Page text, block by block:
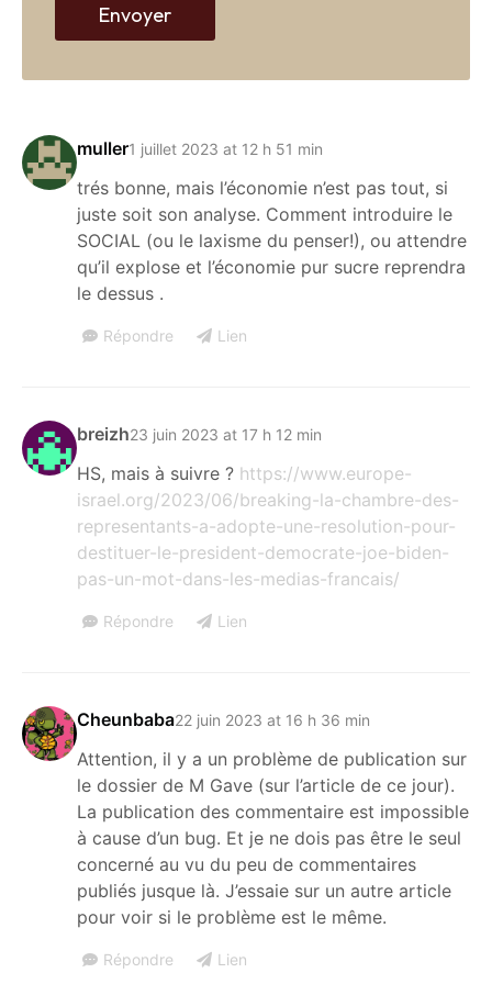
muller1 juillet 2023 at 12 h 51 min
trés bonne, mais l’économie n’est pas tout, si
juste soit son analyse. Comment introduire le
SOCIAL (ou le laxisme du penser!), ou attendre
qu’il explose et l’économie pur sucre reprendra
le dessus .
Répondre Lien
breizh23 juin 2023 at 17 h 12 min
HS, mais à suivre ? https://www.europe-
israel.org/2023/06/breaking-la-chambre-des-
representants-a-adopte-une-resolution-pour-
destituer-le-president-democrate-joe-biden-
pas-un-mot-dans-les-medias-francais/
Répondre Lien
Cheunbaba22 juin 2023 at 16 h 36 min
Attention, il y a un problème de publication sur
le dossier de M Gave (sur l’article de ce jour).
La publication des commentaire est impossible
à cause d’un bug. Et je ne dois pas être le seul
concerné au vu du peu de commentaires
publiés jusque là. J’essaie sur un autre article
pour voir si le problème est le même.
Répondre Lien
Envoyer